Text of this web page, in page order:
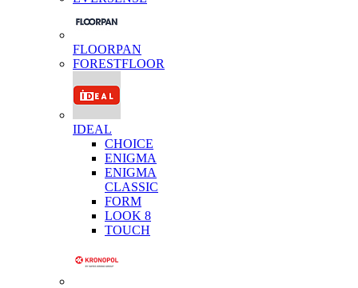
FLOORPAN
FORESTFLOOR
IDEAL
CHOICE
ENIGMA
ENIGMA
CLASSIC
FORM
LOOK 8
TOUCH